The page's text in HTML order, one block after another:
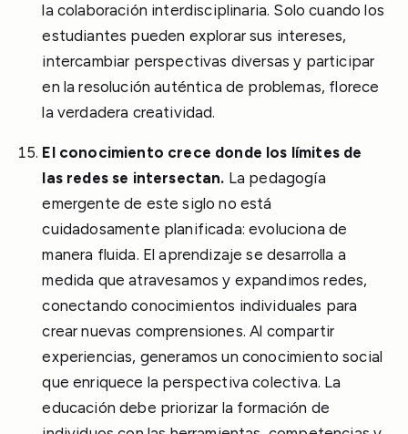
la colaboración interdisciplinaria. Solo cuando los
estudiantes pueden explorar sus intereses,
intercambiar perspectivas diversas y participar
en la resolución auténtica de problemas, florece
la verdadera creatividad.
El conocimiento crece donde los límites de
las redes se intersectan. La pedagogía
emergente de este siglo no está
cuidadosamente planificada: evoluciona de
manera fluida. El aprendizaje se desarrolla a
medida que atravesamos y expandimos redes,
conectando conocimientos individuales para
crear nuevas comprensiones. Al compartir
experiencias, generamos un conocimiento social
que enriquece la perspectiva colectiva. La
educación debe priorizar la formación de